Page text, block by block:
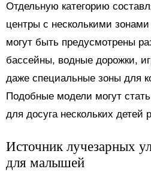
Отдельную категорию
центры с несколькими
могут быть предусмотрены
бассейны, водные дорожки,
даже специальные зоны для
Подобные модели могут
для досуга нескольких детей
Источник лучезарных
для малышей